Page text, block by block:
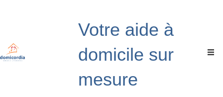
Votre aide à
domicile sur
mesure